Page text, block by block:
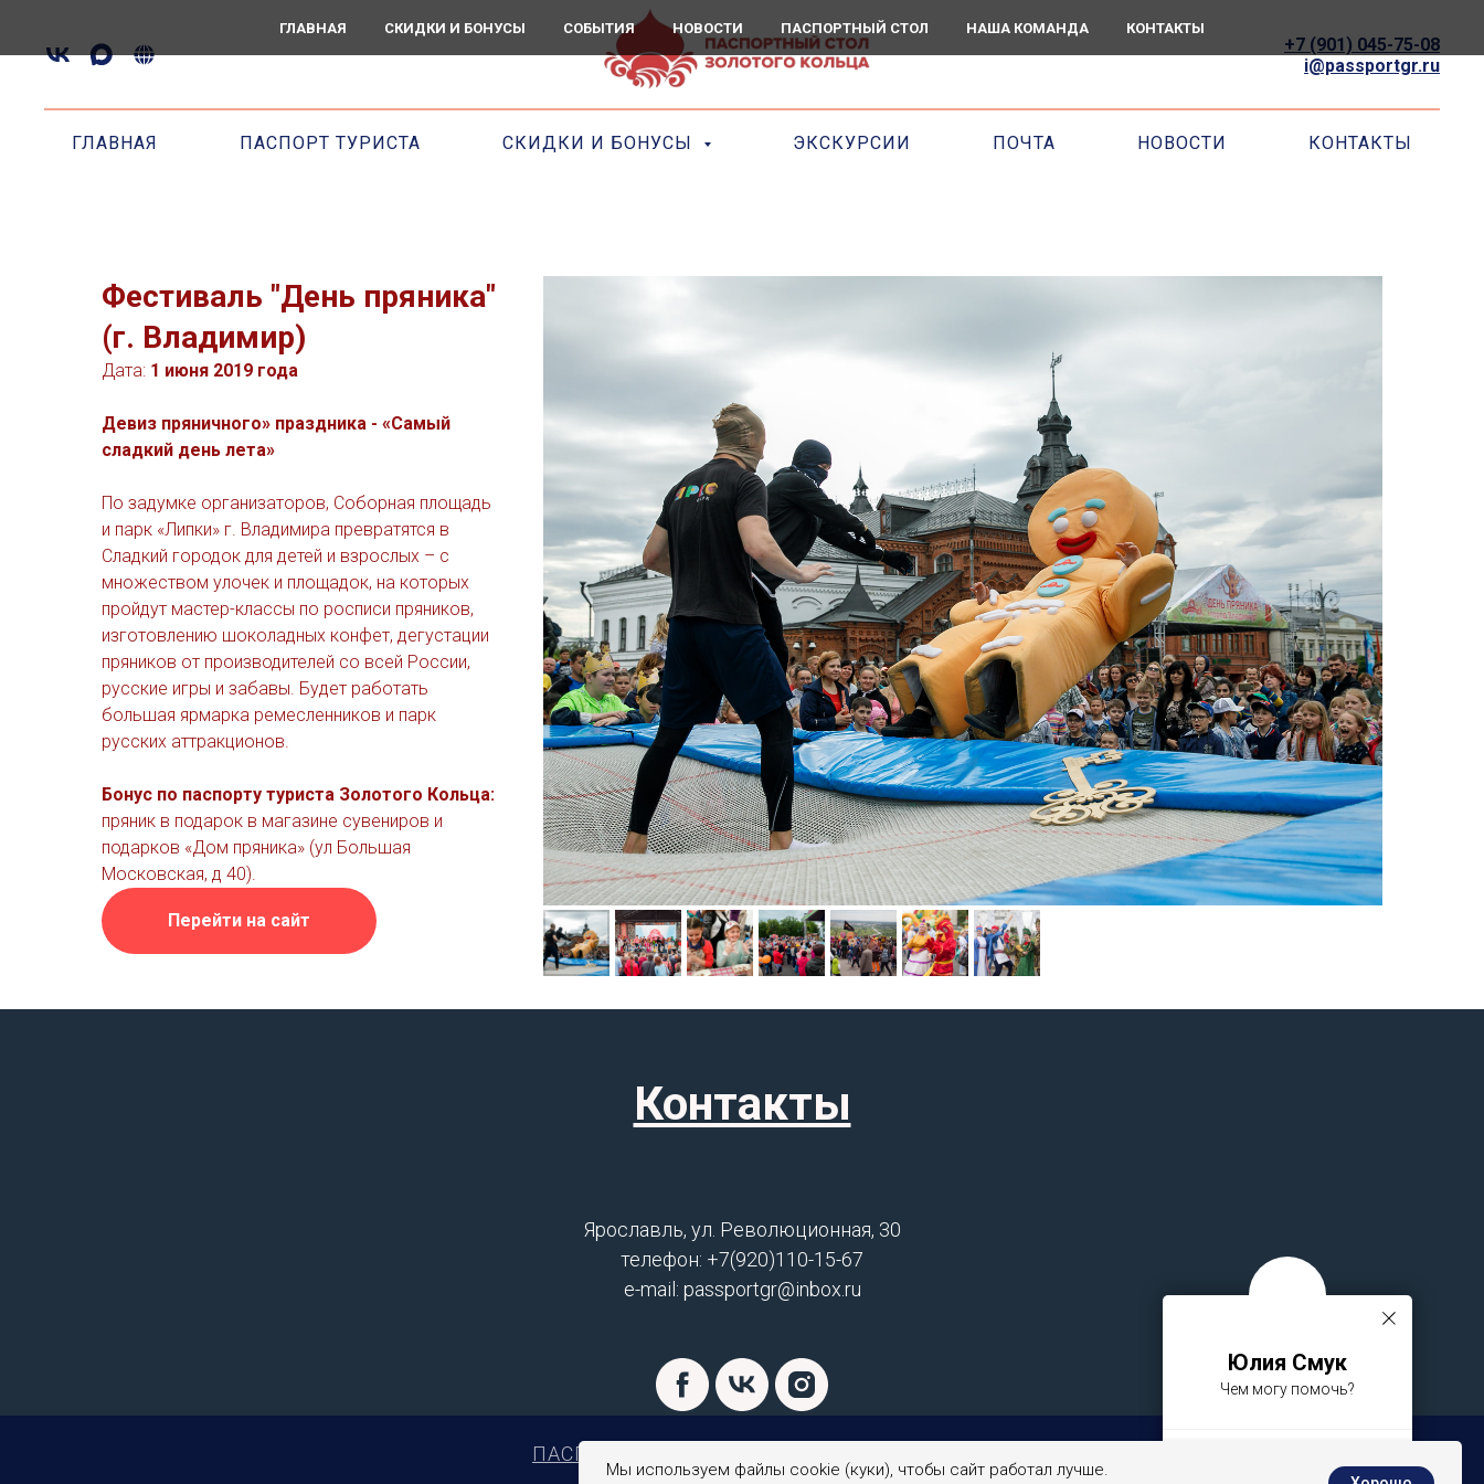
+7 (901) 045-75-08
i@passportgr.ru
ГЛАВНАЯ ПАСПОРТ ТУРИСТА СКИДКИ И БОНУСЫ ЭКСКУРСИИ ПОЧТА НОВОСТИ КОНТАКТЫ
ГЛАВНАЯ СКИДКИ И БОНУСЫ СОБЫТИЯ НОВОСТИ ПАСПОРТНЫЙ СТОЛ НАША КОМАНДА КОНТАКТЫ
Юлия Смук
Чем могу помочь?
+79065277037
Фестиваль "День пряника"
(г. Владимир)
Дата: 1 июня 2019 года
Девиз пряничного» праздника - «Самый
сладкий день лета»
По задумке организаторов, Соборная площадь
и парк «Липки» г. Владимира превратятся в
Сладкий городок для детей и взрослых – с
множеством улочек и площадок, на которых
пройдут мастер-классы по росписи пряников,
изготовлению шоколадных конфет, дегустации
пряников от производителей со всей России,
русские игры и забавы. Будет работать
большая ярмарка ремесленников и парк
русских аттракционов.
Бонус по паспорту туриста Золотого Кольца:
пряник в подарок в магазине сувениров и
подарков «Дом пряника» (ул Большая
Московская, д 40).
Перейти на сайт
Контакты
Ярославль, ул. Революционная, 30
телефон: +7(920)110-15-67
e-mail: passportgr@inbox.ru
ПАСПОРТНЫЙ СТОЛ ЗОЛОТОГО КОЛЬЦА
Мы используем файлы cookie (куки), чтобы сайт работал лучше.